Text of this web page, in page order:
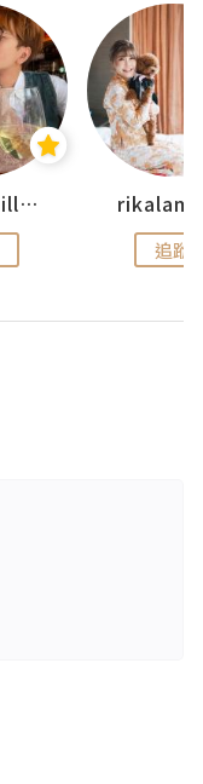
思思賢 ChillMyBabe
追蹤